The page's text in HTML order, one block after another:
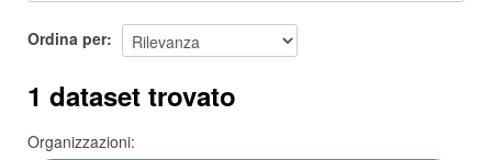
Ordina per
1 dataset trovato
Organizzazioni: